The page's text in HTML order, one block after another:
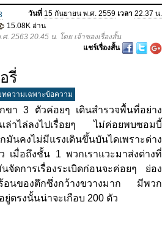
วันที่ 15 กันยายน พ.ศ. 2559 เวลา 22.37 น.
15.08K อ่าน
. 2563 20.45 น. โดย เจ้าของเรื่องสั้น
แชร์เรื่องสั้น
รี่​
ทความเฉพาะข้อความ
วค่อยๆ เดินสำรวจพื้นที่อย่าง
าไล่ลงไปเรื่อยๆ ไม่ค่อยพบซอมบี้
นคงไม่มีแรงเดินขึ้นบันไดเพราะด่าง
เมื่อถึงชั้น 1 พวกเราแวะมาส่งด่างที่
จัดการเรื่องระเบิดก่อนจะค่อยๆ ย่อง
ร้อนของตึกซึ่งกว้างขวางมาก มีพวก
ตรงนั้นน่าจะเกือบ 200 ตัว